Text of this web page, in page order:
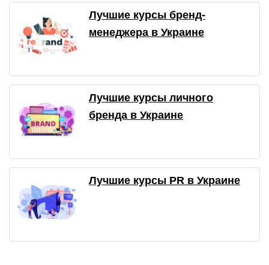
Лучшие курсы бренд-
менеджера в Украине
Лучшие курсы личного
бренда в Украине
Лучшие курсы PR в Украине